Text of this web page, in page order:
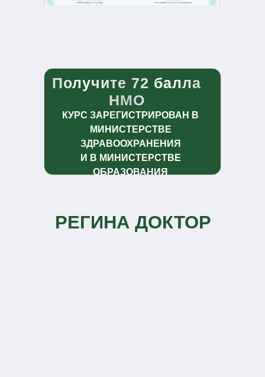
КУРС ЗАРЕГИСТРИРОВАН В
МИНИСТЕРСТВЕ
ЗДРАВООХРАНЕНИЯ
И В МИНИСТЕРСТВЕ
ОБРАЗОВАНИЯ
Получите 72 балла
НМО
РЕГИНА ДОКТОР